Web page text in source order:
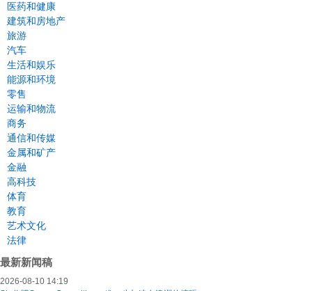
医药和健康
建筑和房地产
旅游
汽车
生活和娱乐
能源和环境
零售
运输和物流
商务
通信和传媒
金属和矿产
金融
高科技
体育
教育
艺术文化
法律
最新新闻稿
2026-08-10 14:19